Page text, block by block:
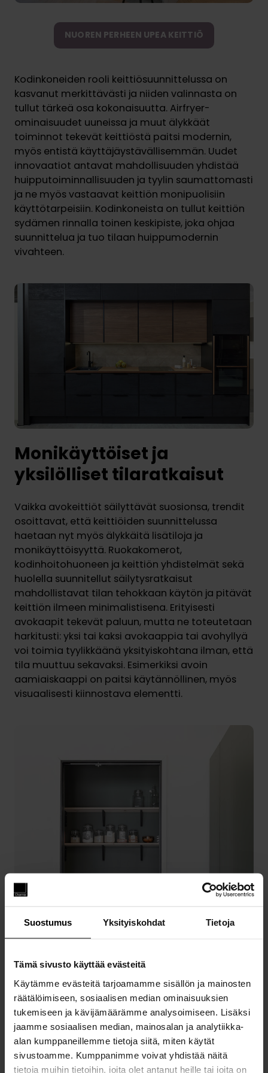
Suostumus Yksityiskohdat Tietoja
Tämä sivusto käyttää evästeitä
Käytämme evästeitä tarjoamamme sisällön ja mainosten
räätälöimiseen, sosiaalisen median ominaisuuksien
tukemiseen ja kävijämäärämme analysoimiseen. Lisäksi
jaamme sosiaalisen median, mainosalan ja analytiikka-
alan kumppaneillemme tietoja siitä, miten käytät
sivustoamme. Kumppanimme voivat yhdistää näitä
tietoja muihin tietoihin, joita olet antanut heille tai joita on
NUOREN PERHEEN UPEA KEITTIÖ
Kodinkoneiden rooli keittiösuunnittelussa on
kasvanut merkittävästi ja niiden valinnasta on
tullut tärkeä osa kokonaisuutta. Airfryer-
ominaisuudet uuneissa ja muut älykkäät
toiminnot tekevät keittiöstä paitsi modernin,
myös entistä käyttäjäystävällisemmän. Uudet
innovaatiot antavat mahdollisuuden yhdistää
huipputoiminnallisuuden ja tyylin saumattomasti
ja ne myös vastaavat keittiön monipuolisiin
käyttötarpeisiin. Kodinkoneista on tullut keittiön
sydämen rinnalla toinen keskipiste, joka ohjaa
suunnittelua ja tuo tilaan huippumodernin
vivahteen.
Monikäyttöiset ja
yksilölliset tilaratkaisut
Vaikka avokeittiöt säilyttävät suosionsa, trendit
osoittavat, että keittiöiden suunnittelussa
haetaan nyt myös älykkäitä lisätiloja ja
monikäyttöisyyttä. Ruokakomerot,
kodinhoitohuoneen ja keittiön yhdistelmät sekä
huolella suunnitellut säilytysratkaisut
mahdollistavat tilan tehokkaan käytön ja pitävät
keittiön ilmeen minimalistisena. Erityisesti
avokaapit tekevät paluun, mutta ne toteutetaan
harkitusti: yksi tai kaksi avokaappia tai avohyllyä
voi toimia tyylikkäänä yksityiskohtana ilman, että
tila muuttuu sekavaksi. Esimerkiksi avoin
aamiaiskaappi on paitsi käytännöllinen, myös
visuaalisesti kiinnostava elementti.
Samalla keittiöt muuttuvat entistä